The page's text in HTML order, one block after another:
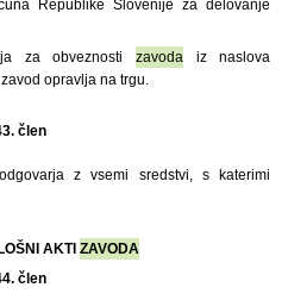
Republike Slovenije za delovanje
za obveznosti zavoda iz naslova
opravlja na trgu.
člen
z vsemi sredstvi, s katerimi
AKTI ZAVODA
člen